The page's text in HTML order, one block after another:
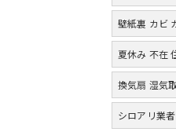
壁紙裏 カビ
夏休み 不在
換気扇 湿気
シロアリ業